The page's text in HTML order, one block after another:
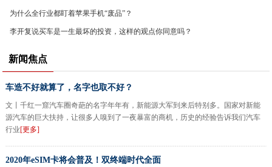
为什么全行业都盯着苹果手机“废品”？
李开复说买车是一生最坏的投资，这样的观点你同意吗？
新闻焦点
车造不好就算了，名字也取不好？
文丨千红一窟汽车圈奇葩的名字年年有，新能源大军到来后特别多。国家对新能
源汽车的巨大扶持，让很多人嗅到了一夜暴富的商机，历史的经验告诉我们汽车
行业[更多]
2020年eSIM卡将会普及！双终端时代全面